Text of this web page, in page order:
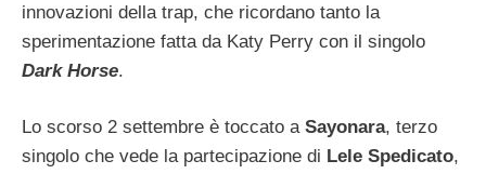
innovazioni della trap, che ricordano tanto la
sperimentazione fatta da Katy Perry con il singolo
Dark Horse.
Lo scorso 2 settembre è toccato a Sayonara, terzo
singolo che vede la partecipazione di Lele Spedicato,